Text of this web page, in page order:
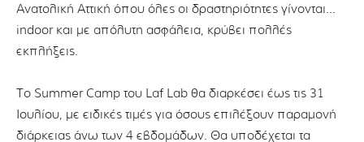
Ανατολική Αττική όπου όλες οι δραστηριότητες γίνονται…
indoor και με απόλυτη ασφάλεια, κρύβει πολλές
εκπλήξεις.
Το Summer Camp του Laf Lab θα διαρκέσει έως τις 31
Ιουλίου, με ειδικές τιμές για όσους επιλέξουν παραμονή
διάρκειας άνω των 4 εβδομάδων. Θα υποδέχεται τα